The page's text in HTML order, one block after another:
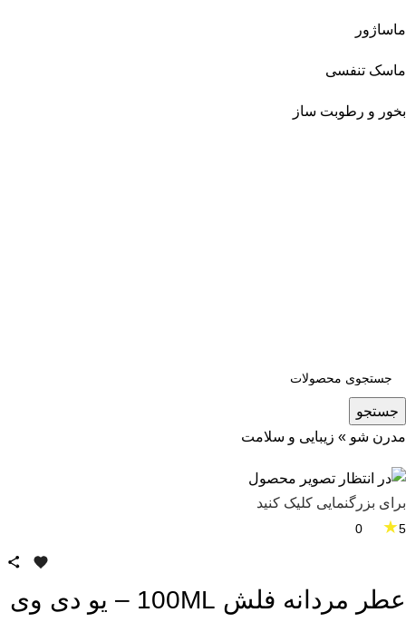
ماساژور
ماسک تنفسی
بخور و رطوبت ساز
جستجو
مدرن شو » زیبایی و سلامت
برای بزرگنمایی کلیک کنید
5
★
عطر مردانه فلش 100ML – یو دی وی